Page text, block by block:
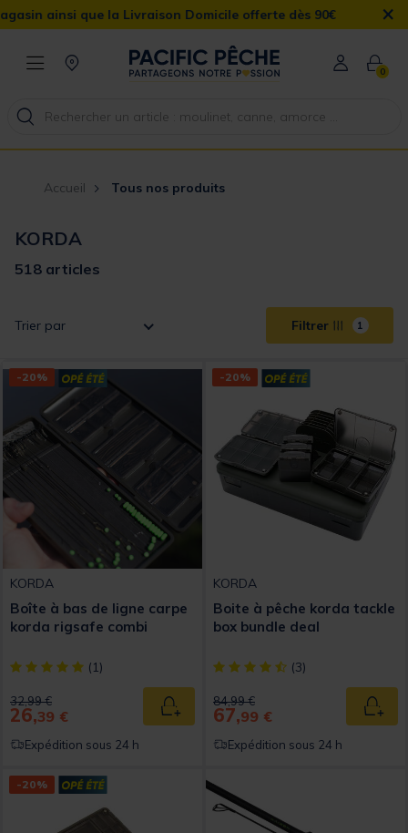
Domicile offerte dès 90€ ×
0
Accueil Tous nos produits
KORDA
518 articles
Trier par Filtrer 1
-20%
KORDA
Boîte à bas de ligne carpe
korda rigsafe combi
[object Object] out of 5 Customer Rating
(1)
Price reduced from
32,99 €to
26,39 € Ajouter au panier
Expédition sous 24 h
-20%
KORDA
Boite à pêche korda tackle
box bundle deal
[object Object] out of 5
(3)
Price reduced from
84,99 €to
67,99 €
Expédition sous 24 h
-20%